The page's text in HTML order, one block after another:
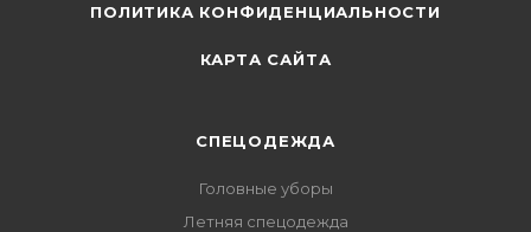
ПОЛИТИКА КОНФИДЕНЦИАЛЬНОСТИ
КАРТА САЙТА
СПЕЦОДЕЖДА
Головные уборы
Летняя спецодежда